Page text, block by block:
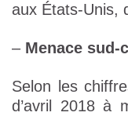
aux États-Unis,
– Menace sud-
Selon les
d’avril 2018 à